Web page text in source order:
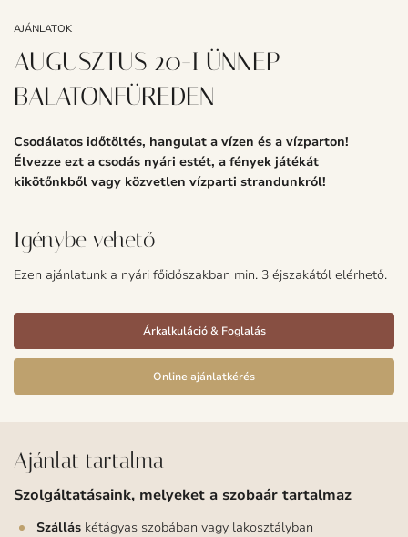
AJÁNLATOK
AUGUSZTUS 20-I ÜNNEP
BALATONFÜREDEN
Csodálatos időtöltés, hangulat a vízen és a vízparton!
Élvezze ezt a csodás nyári estét, a fények játékát
kikötőnkből vagy közvetlen vízparti strandunkról!
Igénybe vehető
Ezen ajánlatunk a nyári főidőszakban min. 3 éjszakától elérhető.
Árkalkuláció & Foglalás
Online ajánlatkérés
Ajánlat tartalma
Szolgáltatásaink, melyeket a szobaár tartalmaz
Szállás kétágyas szobában vagy lakosztályban